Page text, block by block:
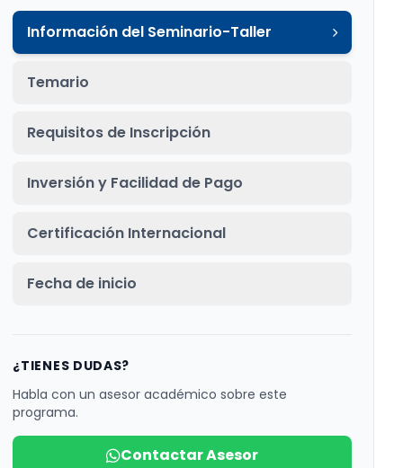
Información del Seminario-Taller
Temario
Requisitos de Inscripción
Inversión y Facilidad de Pago
Certificación Internacional
Fecha de inicio
¿TIENES DUDAS?
Habla con un asesor académico sobre este
programa.
Contactar Asesor